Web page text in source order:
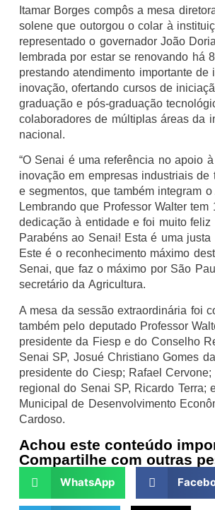
Itamar Borges compôs a mesa
solene que outorgou o colar à
representado o governador João
lembrada por estar se renovando há
prestando atendimento importante de
inovação, ofertando cursos de
graduação e pós-graduação
colaboradores de múltiplas áreas da
nacional.
“O Senai é uma referência no apoio
inovação em empresas industriais de
e segmentos, que também integram o
Lembrando que Professor Walter tem
dedicação à entidade e foi muito feliz
Parabéns ao Senai! Esta é uma justa
Este é o reconhecimento máximo
Senai, que faz o máximo por São
secretário da Agricultura.
A mesa da sessão extraordinária foi
também pelo deputado Professor
presidente da Fiesp e do Conselho
Senai SP, Josué Christiano Gomes
presidente do Ciesp; Rafael
regional do Senai SP, Ricardo Terra;
Municipal de Desenvolvimento
Cardoso.
Achou este conteúdo
Compartilhe com outras
WhatsApp